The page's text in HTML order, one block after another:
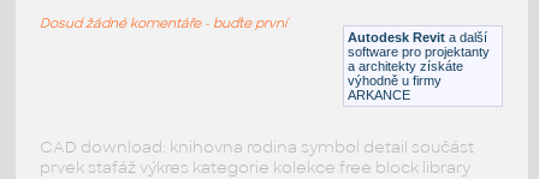
Autodesk Revit a další
software pro projektanty
a architekty získáte
výhodně u firmy
ARKANCE
Dosud žádné komentáře - buďte první
CAD download: knihovna rodina symbol detail součást
prvek stafáž výkres kategorie kolekce free block library